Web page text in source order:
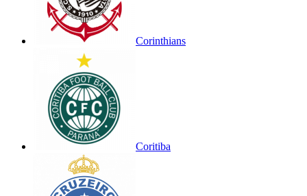
Corinthians
Coritiba